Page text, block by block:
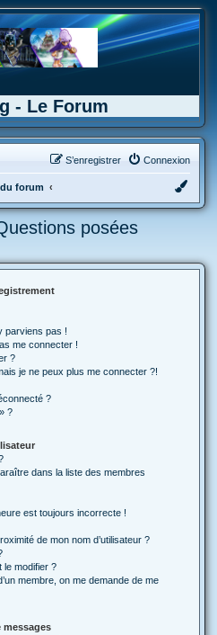
- Le Forum
Connexion
S’enregistrer
forum
posées
parviens pas !
me connecter !
?
je ne peux plus me connecter ?!
?
?
dans la liste des membres
est toujours incorrecte !
de mon nom d’utilisateur ?
le modifier ?
membre, on me demande de me
messages